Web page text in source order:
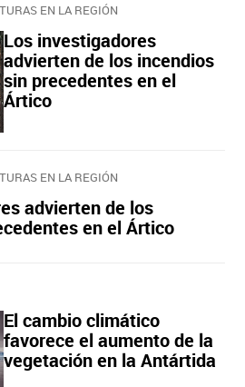
EN LA REGIÓN
Los investigadores
advierten de los incendios
sin precedentes en el
Ártico
EN LA REGIÓN
advierten de los
en el Ártico
El cambio climático
favorece el aumento de la
vegetación en la Antártida